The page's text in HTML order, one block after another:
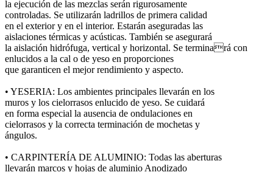
la ejecución de las mezclas serán rigurosamente
controladas. Se utilizarán ladrillos de primera calidad
en el exterior y en el interior. Estarán aseguradas las
aislaciones térmicas y acústicas. También se asegurará
la aislación hidrófuga, vertical y horizontal. Se terminará con
enlucidos a la cal o de yeso en proporciones
que garanticen el mejor rendimiento y aspecto.
• YESERIA: Los ambientes principales llevarán en los
muros y los cielorrasos enlucido de yeso. Se cuidará
en forma especial la ausencia de ondulaciones en
cielorrasos y la correcta terminación de mochetas y
ángulos.
• CARPINTERÍA DE ALUMINIO: Todas las aberturas
llevarán marcos y hojas de aluminio Anodizado